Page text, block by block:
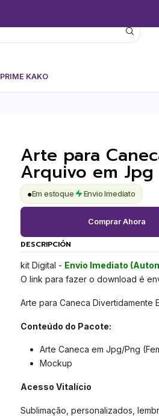
PRIME KAKO
Arte para
Arquivo em Jpg
●Em estoque Envio Imediato
Comprar Ahora
DESCRIPCIÓN
kit Digital - Envio Imediato
O link para fazer o download é
Arte para Caneca Divertidamente
Conteúdo do Pacote:
Arte Caneca em Jpg/Png
Mockup
Acesso Vitalício
Sublimação, personalizados,